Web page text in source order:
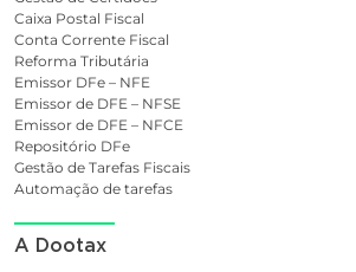
Caixa Postal Fiscal
Conta Corrente Fiscal
Reforma Tributária
Emissor DFe – NFE
Emissor de DFE – NFSE
Emissor de DFE – NFCE
Repositório DFe
Gestão de Tarefas Fiscais
Automação de tarefas
A Dootax